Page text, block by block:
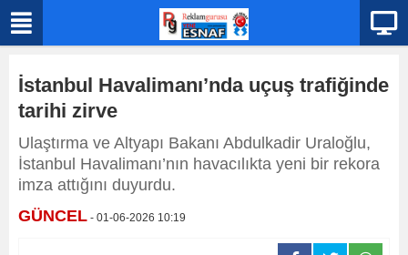
İstanbul Havalimanı’nda uçuş trafiğinde
tarihi zirve
Ulaştırma ve Altyapı Bakanı Abdulkadir Uraloğlu,
İstanbul Havalimanı’nın havacılıkta yeni bir rekora
imza attığını duyurdu.
GÜNCEL - 01-06-2026 10:19